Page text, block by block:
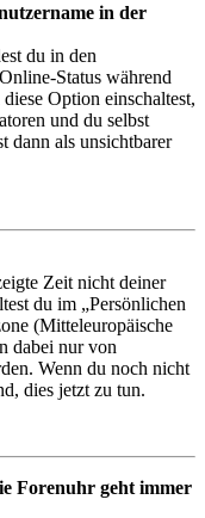
in der
du in den
Status während
Option einschaltest,
und du selbst
dann als unsichtbarer
Zeit nicht deiner
du im „Persönlichen
(Mitteleuropäische
dabei nur von
Wenn du noch nicht
dies jetzt zu tun.
Forenuhr geht immer